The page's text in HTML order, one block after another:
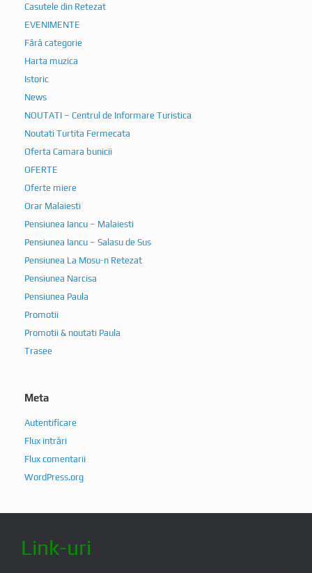
Casutele din Retezat
EVENIMENTE
Fără categorie
Harta muzica
Istoric
News
NOUTATI – Centrul de Informare Turistica
Noutati Turtita Fermecata
Oferta Camara bunicii
OFERTE
Oferte miere
Orar Malaiesti
Pensiunea Iancu – Malaiesti
Pensiunea Iancu – Salasu de Sus
Pensiunea La Mosu-n Retezat
Pensiunea Narcisa
Pensiunea Paula
Promotii
Promotii & noutati Paula
Trasee
Meta
Autentificare
Flux intrări
Flux comentarii
WordPress.org
Link-uri